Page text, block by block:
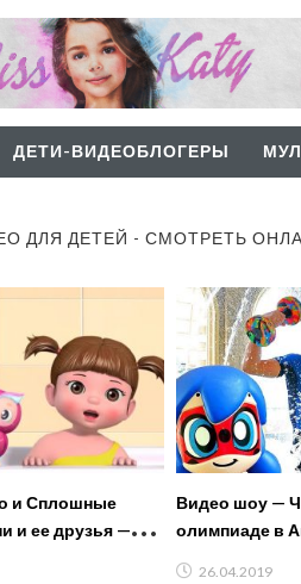
ДЕТИ-ВИДЕОБЛОГЕРЫ
ДЛЯ ДЕТЕЙ - СМОТРЕТЬ
и Сплошные
и ее друзья —
Видео шоу —
олимпиаде в
26.04.2019